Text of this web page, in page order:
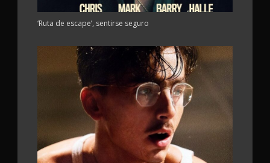
‘Ruta de escape’, sentirse seguro